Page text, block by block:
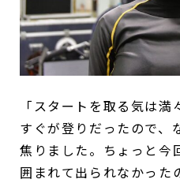
「スタートを取る気は
すぐが登りだったので、
焦りました。ちょっと今
囲まれて出られなかった